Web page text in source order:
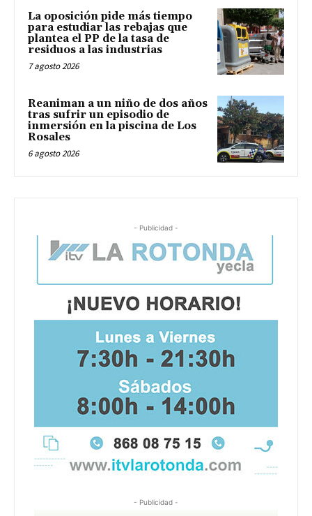
La oposición pide más tiempo
para estudiar las rebajas que
plantea el PP de la tasa de
residuos a las industrias
7 agosto 2026
Reaniman a un niño de dos años
tras sufrir un episodio de
inmersión en la piscina de Los
Rosales
6 agosto 2026
- Publicidad -
- Publicidad -